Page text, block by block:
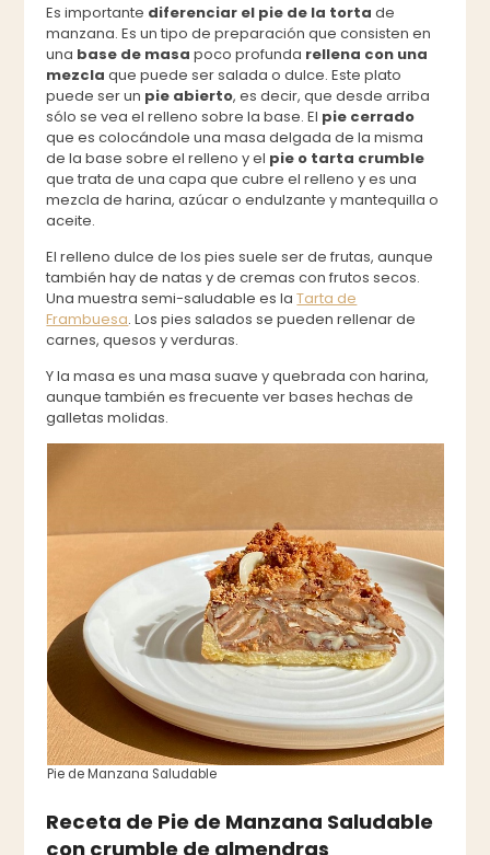
Es importante diferenciar el pie de la torta de
manzana. Es un tipo de preparación que consisten en
una base de masa poco profunda rellena con una
mezcla que puede ser salada o dulce. Este plato
puede ser un pie abierto, es decir, que desde arriba
sólo se vea el relleno sobre la base. El pie cerrado
que es colocándole una masa delgada de la misma
de la base sobre el relleno y el pie o tarta crumble
que trata de una capa que cubre el relleno y es una
mezcla de harina, azúcar o endulzante y mantequilla o
aceite.
El relleno dulce de los pies suele ser de frutas, aunque
también hay de natas y de cremas con frutos secos.
Una muestra semi-saludable es laTarta de
Frambuesa. Los pies salados se pueden rellenar de
carnes, quesos y verduras.
Y la masa es una masa suave y quebrada con harina,
aunque también es frecuente ver bases hechas de
galletas molidas.
Pie de Manzana Saludable
Receta de Pie de Manzana Saludable
con crumble de almendras